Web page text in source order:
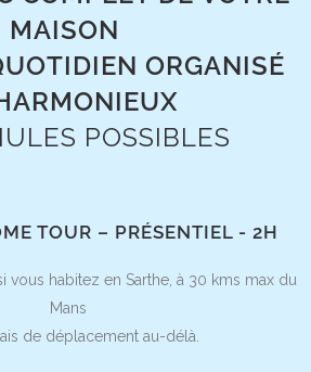
MAISON
ORGANISÉ
POSSIBLES
TOUR – PRÉSENTIEL - 2H
vous habitez en Sarthe, à 30 kms max du
Mans
de déplacement au-délà.